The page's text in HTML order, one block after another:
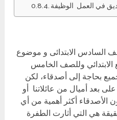
في العمل الوظيفة
السادس الابتدائى و موضوع
الابتدائي وللصف الخامس
بحاجة إلى أصدقاء، لكن
بعد أميال من عائلاتنا أو
الأصدقاء أكثر أهمية من أي
هي التي أثارت الطفرة